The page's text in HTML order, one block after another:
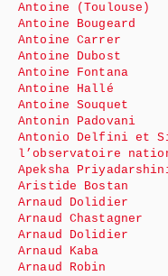
Antoine (Toulouse)
Antoine Bougeard
Antoine Carrer
Antoine Dubost
Antoine Fontana
Antoine Hallé
Antoine Souquet
Antonin Padovani
Antonio Delfini et
l’observatoire
Apeksha
Aristide Bostan
Arnaud Dolidier
Arnaud Chastagner
Arnaud Dolidier
Arnaud Kaba
Arnaud Robin